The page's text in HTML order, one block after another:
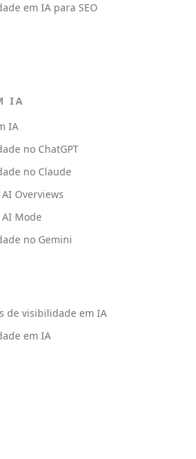
em IA para SEO
IA
IA
no ChatGPT
no Claude
Overviews
Mode
no Gemini
de visibilidade em IA
em IA